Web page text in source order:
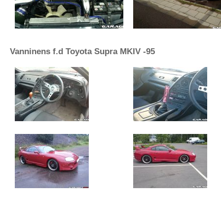
Vanninens f.d Toyota Supra MKIV -95